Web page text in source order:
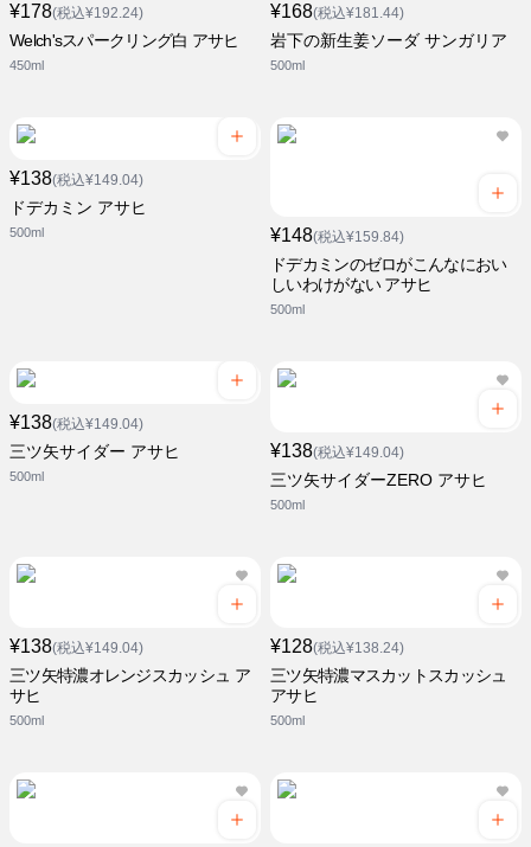
¥178(税込¥192.24)
Welch'sスパークリング白 アサヒ
450ml
¥168(税込¥181.44)
岩下の新生姜ソーダ サンガリア
500ml
¥138(税込¥149.04)
ドデカミン アサヒ
500ml ¥148(税込¥159.84)
ドデカミンのゼロがこんなにおい
しいわけがない アサヒ
500ml
¥138(税込¥149.04)
三ツ矢サイダー アサヒ
500ml
¥138(税込¥149.04)
三ツ矢サイダーZERO アサヒ
500ml
¥138(税込¥149.04)
三ツ矢特濃オレンジスカッシュ ア
サヒ
500ml
¥128(税込¥138.24)
三ツ矢特濃マスカットスカッシュ
アサヒ
500ml